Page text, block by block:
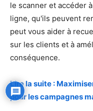
le scanner et accéder
ligne, qu'ils peuvent
peut vous aider à
sur les clients et à
conséquence.
Lire la suite :
pour les campagnes